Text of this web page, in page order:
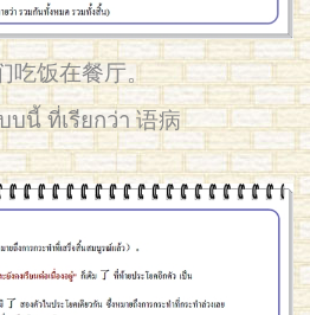
吃饭在餐厅。
บนี้ ที่เรียกว่า 语病